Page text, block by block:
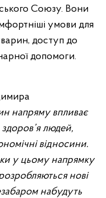
Союзу. Вони
умови для
доступ до
допомоги.
напряму впливає
людей,
відносини.
у цьому напрямку
нові
набудуть